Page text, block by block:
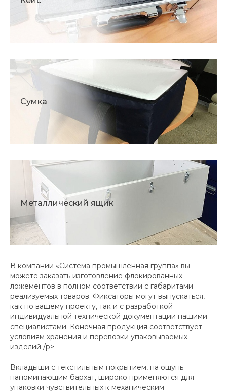
Сумка
Металлический ящик
В компании «Система промышленная группа» вы
можете заказать изготовление флокированных
ложементов в полном соответствии с габаритами
реализуемых товаров. Фиксаторы могут выпускаться,
как по вашему проекту, так и с разработкой
индивидуальной технической документации нашими
специалистами. Конечная продукция соответствует
условиям хранения и перевозки упаковываемых
изделий./p>
Вкладыши с текстильным покрытием, на ощупь
напоминающим бархат, широко применяются для
упаковки чувствительных к механическим